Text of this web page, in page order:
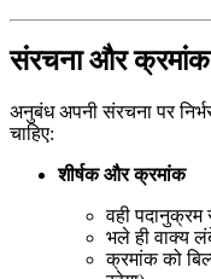
संरचना और
अनुबंध अपनी संरचना पर
चाहिए:
शीर्षक और क्रमांक
वही
भले ही वाक्य
क्रमांक को